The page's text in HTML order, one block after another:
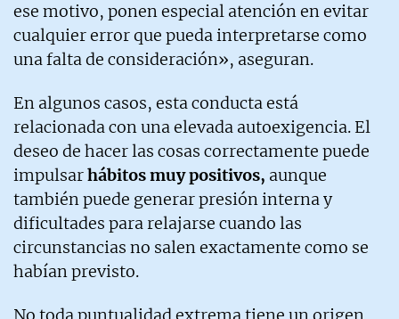
ese motivo, ponen especial atención en evitar
cualquier error que pueda interpretarse como
una falta de consideración», aseguran.
En algunos casos, esta conducta está
relacionada con una elevada autoexigencia. El
deseo de hacer las cosas correctamente puede
impulsarhábitos muy positivos, aunque
también puede generar presión interna y
dificultades para relajarse cuando las
circunstancias no salen exactamente como se
habían previsto.